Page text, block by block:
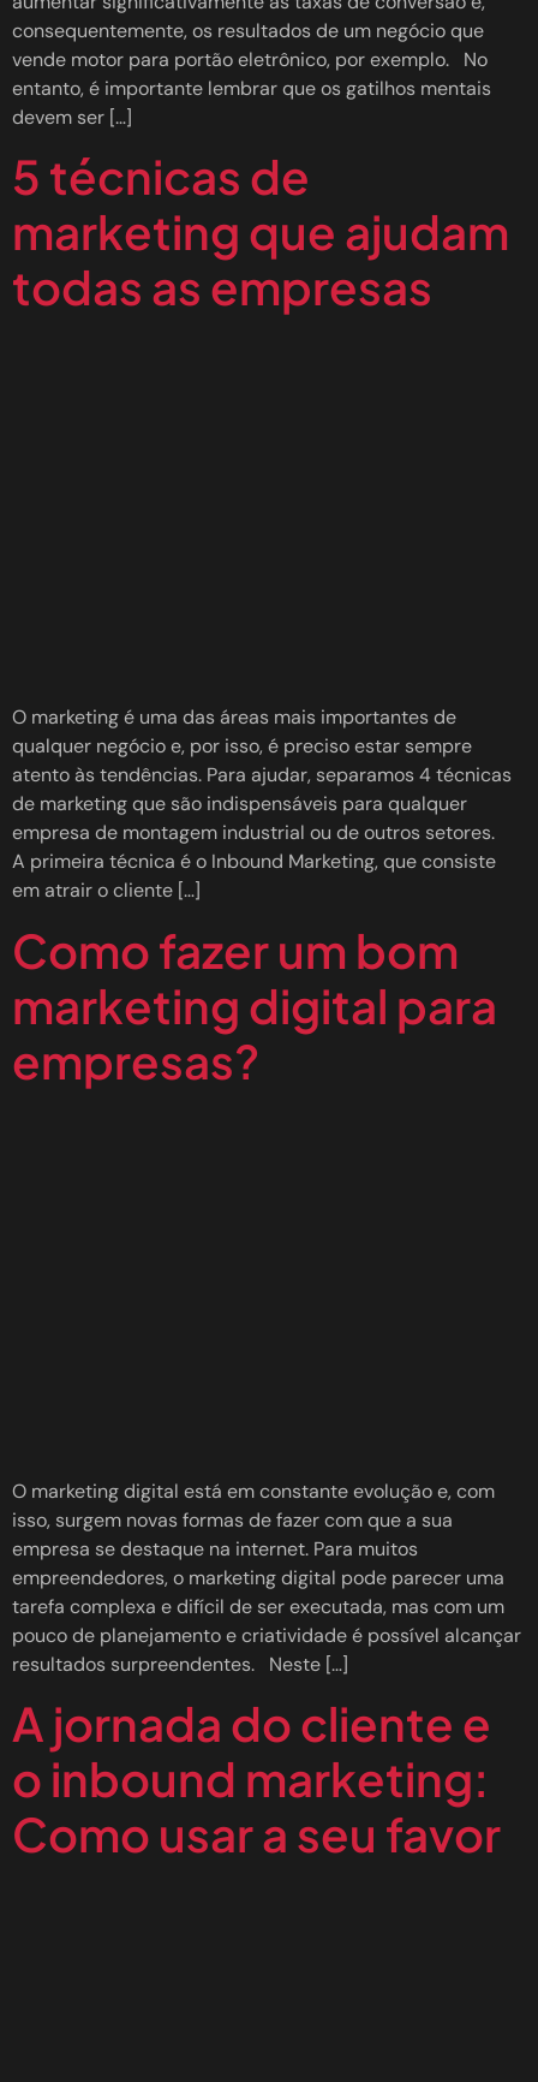
consequentemente, os resultados de um negócio que
vende motor para portão eletrônico, por exemplo. No
entanto, é importante lembrar que os gatilhos mentais
devem ser […]
5 técnicas de
marketing que ajudam
todas as empresas
O marketing é uma das áreas mais importantes de
qualquer negócio e, por isso, é preciso estar sempre
atento às tendências. Para ajudar, separamos 4 técnicas
de marketing que são indispensáveis para qualquer
empresa de montagem industrial ou de outros setores.
A primeira técnica é o Inbound Marketing, que consiste
em atrair o cliente […]
Como fazer um bom
marketing digital para
empresas?
O marketing digital está em constante evolução e, com
isso, surgem novas formas de fazer com que a sua
empresa se destaque na internet. Para muitos
empreendedores, o marketing digital pode parecer uma
tarefa complexa e difícil de ser executada, mas com um
pouco de planejamento e criatividade é possível alcançar
resultados surpreendentes. Neste […]
A jornada do cliente e
o inbound marketing:
Como usar a seu favor